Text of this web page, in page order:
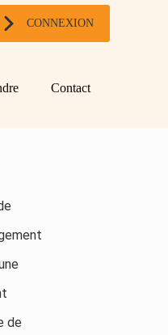
CONNEXION
Contact
de